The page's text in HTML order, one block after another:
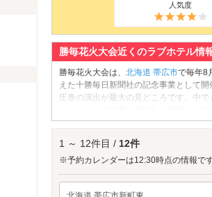
人気度
勝毎花火大会近くのラブホテル情
勝毎花火大会は、 北海道 帯広市で毎年8
えた十勝毎日新聞社の記念事業として
圧巻の演出が最大の見どころです。中
勝毎花火大会へは、帯広・十勝エリアの
1 ～ 12件目 / 12件
※予約カレンダーは12:30時点の情報で